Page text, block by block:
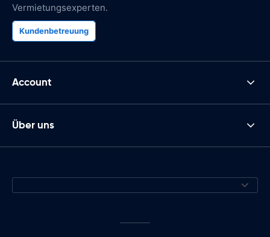
Vermietungsexperten.
Kundenbetreuung
Account
Über uns